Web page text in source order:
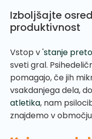
Izboljšajte
produktivnost
Vstop v 'stanje
sveti gral.
pomagajo, če jih
vsakdanjega dela,
atletika, nam
znajdemo v